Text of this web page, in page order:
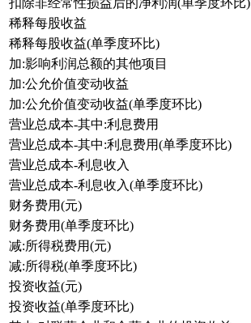
扣除非经常性损益后的净利润(单季度环比)
稀释每股收益
稀释每股收益(单季度环比)
加:影响利润总额的其他项目
加:公允价值变动收益
加:公允价值变动收益(单季度环比)
营业总成本-其中:利息费用
营业总成本-其中:利息费用(单季度环比)
营业总成本-利息收入
营业总成本-利息收入(单季度环比)
财务费用(元)
财务费用(单季度环比)
减:所得税费用(元)
减:所得税(单季度环比)
投资收益(元)
投资收益(单季度环比)